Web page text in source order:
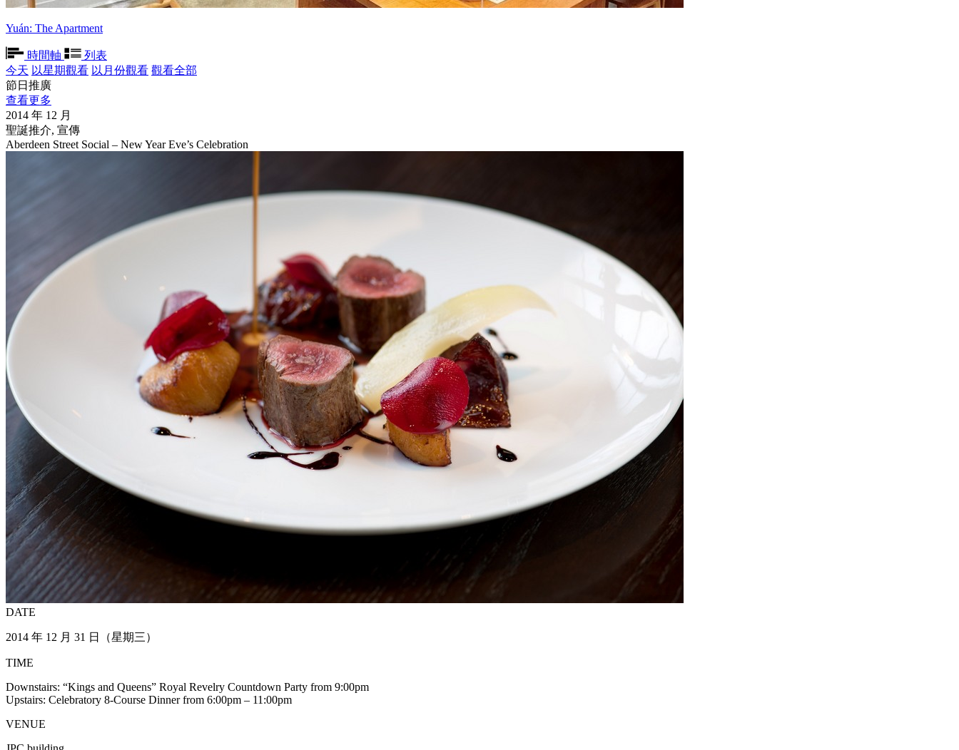
Yuán: The Apartment
時間軸
列表
今天 以星期觀看 以月份觀看 觀看全部
節日推廣
查看更多
2014 年 12 月
聖誕推介, 宣傳
Aberdeen Street Social – New Year Eve’s Celebration
DATE
2014 年 12 月 31 日（星期三）
TIME
Downstairs: “Kings and Queens” Royal Revelry Countdown Party from 9:00pm
Upstairs: Celebratory 8-Course Dinner from 6:00pm – 11:00pm
VENUE